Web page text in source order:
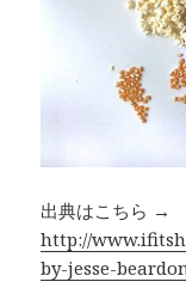
出典はこちら →
http://
by-jesse-